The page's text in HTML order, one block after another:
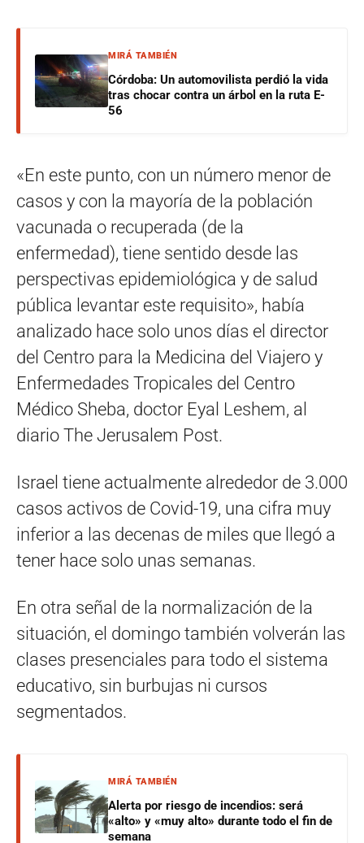
MIRÁ TAMBIÉN
Córdoba: Un automovilista perdió la vida
tras chocar contra un árbol en la ruta E-
56
«En este punto, con un número menor de
casos y con la mayoría de la población
vacunada o recuperada (de la
enfermedad), tiene sentido desde las
perspectivas epidemiológica y de salud
pública levantar este requisito», había
analizado hace solo unos días el director
del Centro para la Medicina del Viajero y
Enfermedades Tropicales del Centro
Médico Sheba, doctor Eyal Leshem, al
diario The Jerusalem Post.
Israel tiene actualmente alrededor de 3.000
casos activos de Covid-19, una cifra muy
inferior a las decenas de miles que llegó a
tener hace solo unas semanas.
En otra señal de la normalización de la
situación, el domingo también volverán las
clases presenciales para todo el sistema
educativo, sin burbujas ni cursos
segmentados.
MIRÁ TAMBIÉN
Alerta por riesgo de incendios: será
«alto» y «muy alto» durante todo el fin de
semana